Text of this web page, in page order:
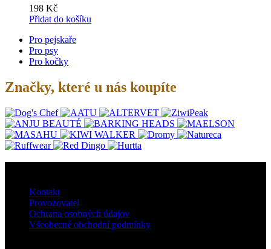
198 Kč
Přidat do košíku
Pro pejskaře
Pro psy
Pro kočky
Značky, které u nás koupíte
Kontakt
Provozovatel
Ochrana osobných údajov
Všeobecné obchodní podmínky